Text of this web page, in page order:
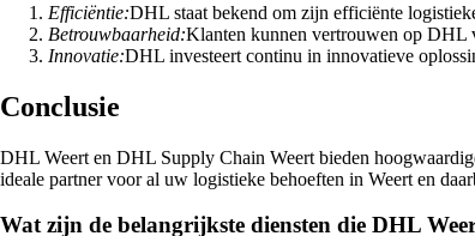
Efficiëntie:DHL staat bekend om zijn efficiënte
Betrouwbaarheid:Klanten kunnen vertrouwen op DHL
Innovatie:DHL investeert continu in innovatieve
Conclusie
DHL Weert en DHL Supply Chain Weert bieden
ideale partner voor al uw logistieke behoeften in Weert en
Wat zijn de belangrijkste diensten die DHL